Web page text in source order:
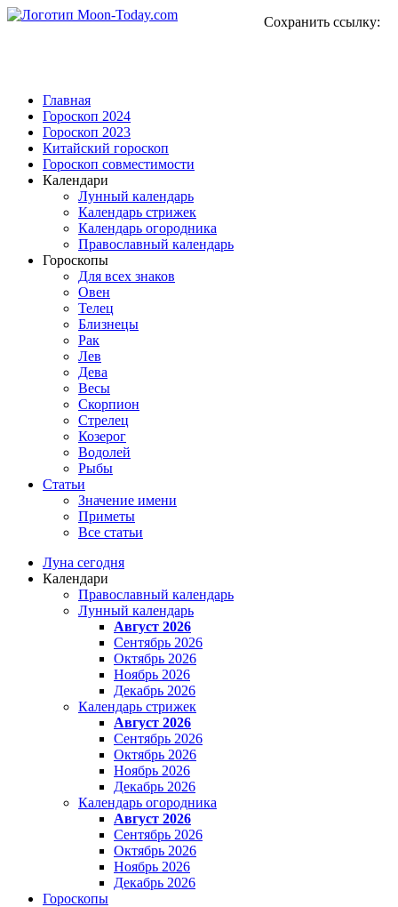
Сохранить ссылку:
Главная
Гороскоп 2024
Гороскоп 2023
Китайский гороскоп
Гороскоп совместимости
Календари
Лунный календарь
Календарь стрижек
Календарь огородника
Православный календарь
Гороскопы
Для всех знаков
Овен
Телец
Близнецы
Рак
Лев
Дева
Весы
Скорпион
Стрелец
Козерог
Водолей
Рыбы
Статьи
Значение имени
Приметы
Все статьи
Луна сегодня
Календари
Православный календарь
Лунный календарь
Август 2026
Сентябрь 2026
Октябрь 2026
Ноябрь 2026
Декабрь 2026
Календарь стрижек
Август 2026
Сентябрь 2026
Октябрь 2026
Ноябрь 2026
Декабрь 2026
Календарь огородника
Август 2026
Сентябрь 2026
Октябрь 2026
Ноябрь 2026
Декабрь 2026
Гороскопы